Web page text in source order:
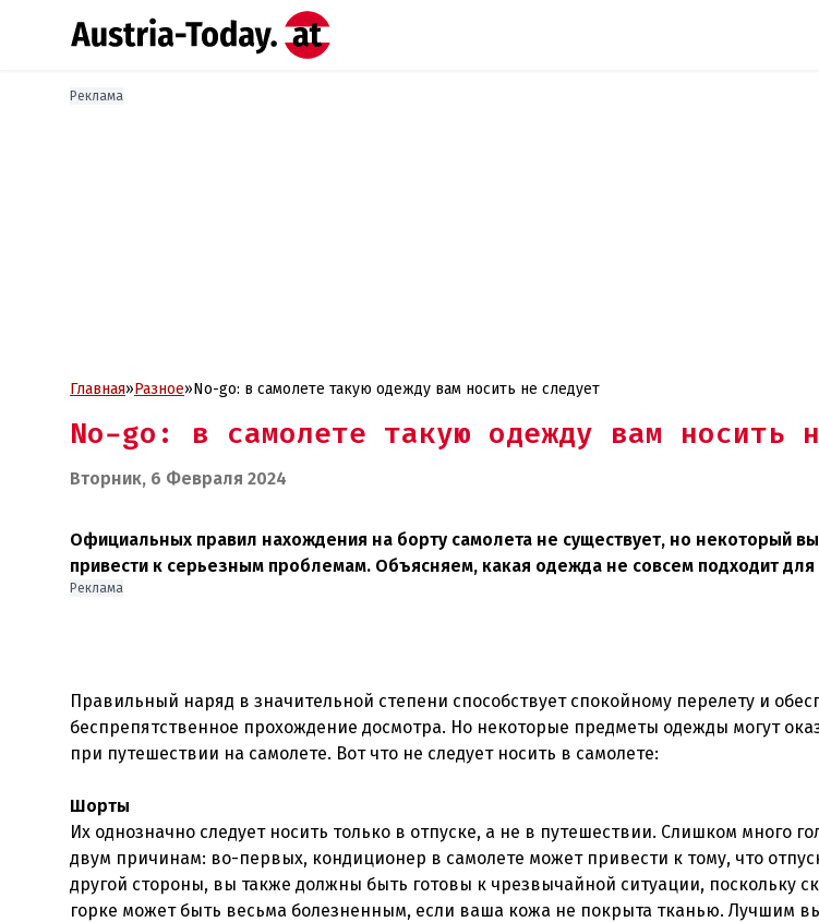
Реклама
Главная»Разное»No-go: в самолете такую одежду вам носить не следует
No-go: в самолете такую одежду вам носить
Вторник, 6 Февраля 2024
Официальных правил нахождения на борту самолета не существует, но некоторый
привести к серьезным проблемам. Объясняем, какая одежда не совсем подходит для
Реклама
Правильный наряд в значительной степени способствует спокойному перелету и
беспрепятственное прохождение досмотра. Но некоторые предметы одежды могут
при путешествии на самолете. Вот что не следует носить в самолете:
Шорты
Их однозначно следует носить только в отпуске, а не в путешествии. Слишком много
двум причинам: во-первых, кондиционер в самолете может привести к тому, что
другой стороны, вы также должны быть готовы к чрезвычайной ситуации, поскольку
горке может быть весьма болезненным, если ваша кожа не покрыта тканью. Лучшим